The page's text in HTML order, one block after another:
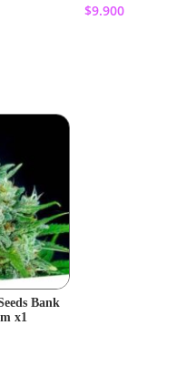
$9.900
Bank
x1